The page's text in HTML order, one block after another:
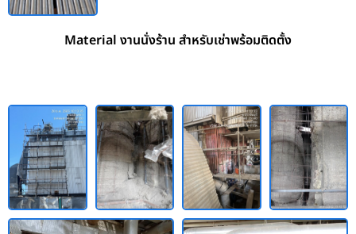
Material งานนั่งร้าน สำหรับเช่าพร้อมติดตั้ง